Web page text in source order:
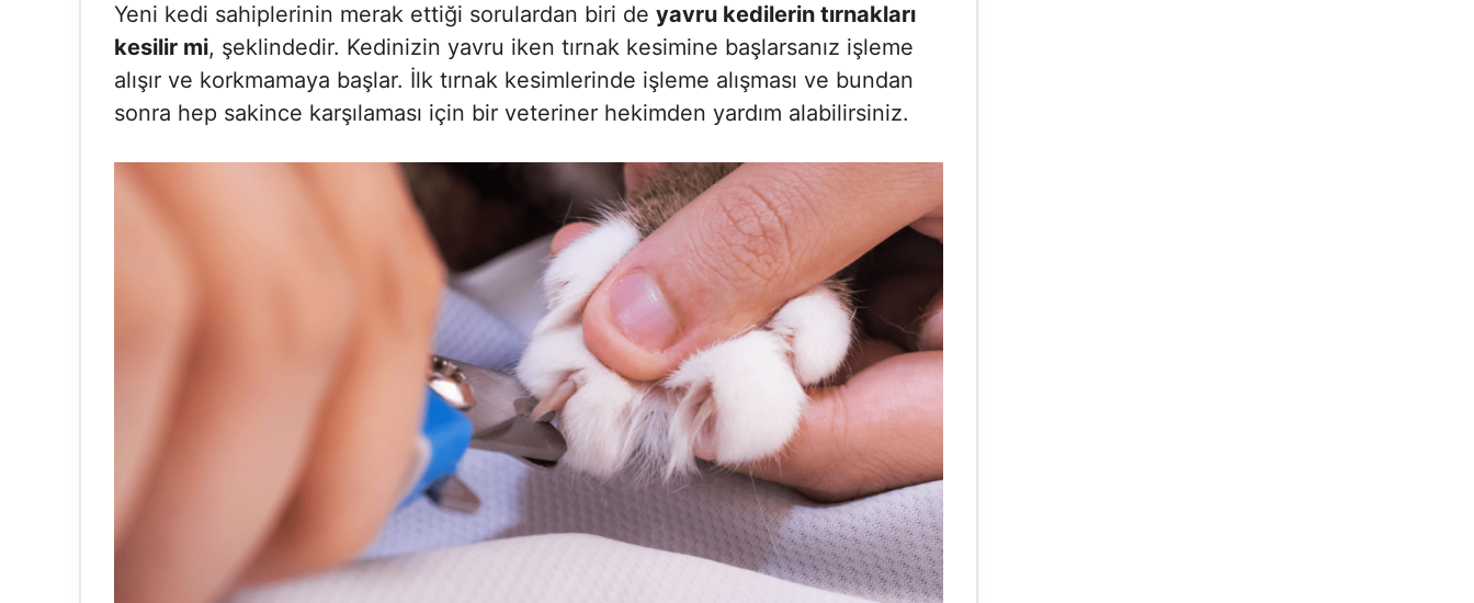
Yeni kedi sahiplerinin merak ettiği sorulardan biri de yavru kedilerin tırnakları
kesilir mi, şeklindedir. Kedinizin yavru iken tırnak kesimine başlarsanız işleme
alışır ve korkmamaya başlar. İlk tırnak kesimlerinde işleme alışması ve bundan
sonra hep sakince karşılaması için bir veteriner hekimden yardım alabilirsiniz.